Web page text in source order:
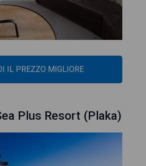
IL PREZZO MIGLIORE
Plus Resort (Plaka)